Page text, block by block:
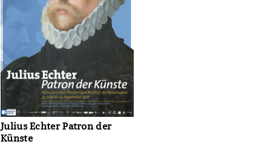
Julius Echter Patron der
Künste